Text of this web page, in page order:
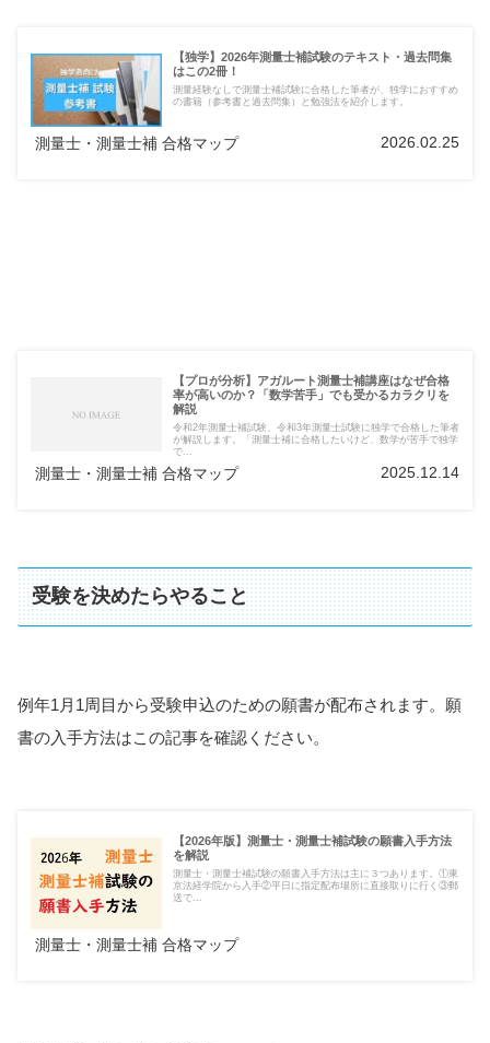
【独学】2026年測量士補試験のテキスト・過去問集
はこの2冊！
測量経験なしで測量士補試験に合格した筆者が、独学におすすめ
の書籍（参考書と過去問集）と勉強法を紹介します。
測量士・測量士補 合格マップ 2026.02.25
【プロが分析】アガルート測量士補講座はなぜ合格
率が高いのか？「数学苦手」でも受かるカラクリを
解説
令和2年測量士補試験、令和3年測量士試験に独学で合格した筆者
が解説します。「測量士補に合格したいけど、数学が苦手で独学
で...
測量士・測量士補 合格マップ 2025.12.14
受験を決めたらやること
例年1月1周目から受験申込のための願書が配布されます。願
書の入手方法はこの記事を確認ください。
【2026年版】測量士・測量士補試験の願書入手方法
を解説
測量士・測量士補試験の願書入手方法は主に３つあります。①東
京法経学院から入手②平日に指定配布場所に直接取りに行く③郵
送で...
測量士・測量士補 合格マップ